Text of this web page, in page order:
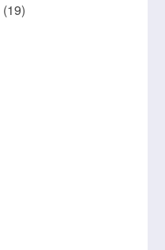
(19)